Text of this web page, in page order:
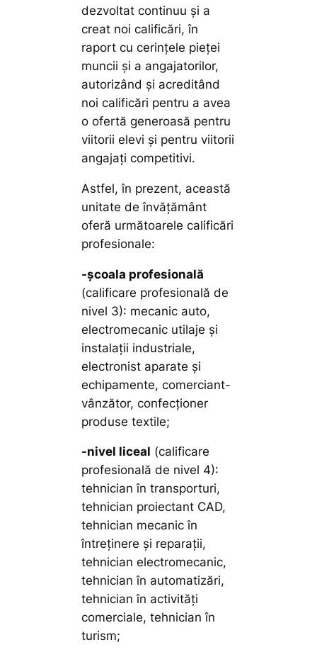
dezvoltat continuu și a
creat noi calificări, în
raport cu cerințele pieței
muncii și a angajatorilor,
autorizând și acreditând
noi calificări pentru a avea
o ofertă generoasă pentru
viitorii elevi și pentru viitorii
angajați competitivi.
Astfel, în prezent, această
unitate de învățământ
oferă următoarele calificări
profesionale:
-școala profesională
(calificare profesională de
nivel 3): mecanic auto,
electromecanic utilaje și
instalații industriale,
electronist aparate și
echipamente, comerciant-
vânzător, confecționer
produse textile;
-nivel liceal (calificare
profesională de nivel 4):
tehnician în transporturi,
tehnician proiectant CAD,
tehnician mecanic în
întreținere și reparații,
tehnician electromecanic,
tehnician în automatizări,
tehnician în activități
comerciale, tehnician în
turism;